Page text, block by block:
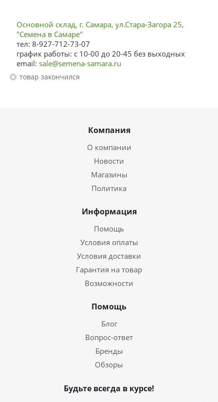
Основной склад, г. Самара, ул.Стара-Загора 25,
"Семена в Самаре"
тел: 8-927-712-73-07
график работы: с 10-00 до 20-45 без выходных
email: sale@semena-samara.ru
Товар закончился
Компания
О компании
Новости
Магазины
Политика
Информация
Помощь
Условия оплаты
Условия доставки
Гарантия на товар
Возможности
Помощь
Блог
Вопрос-ответ
Бренды
Обзоры
Будьте всегда в курсе!